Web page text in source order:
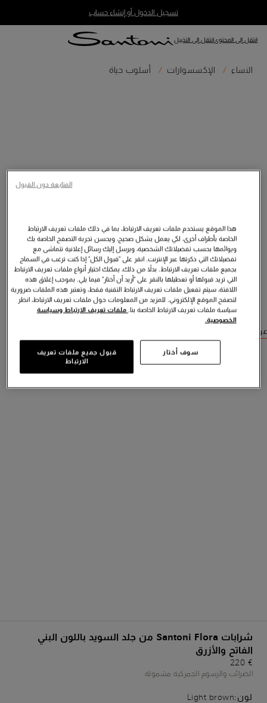
تسجيل الدخول أو إنشاء حساب
انتقل إلى المحتوىانتقل إلى التذييل
النساء الإكسسوارات أسلوب حياة
عرض منتجات مشابهة
شرابات Santoni Flora من جلد السويد باللون البني
الفاتح والأزرق
€ 220
الضرائب والرسوم الجمركية مشمولة
لون:Light brown
هذا الموقع يستخدم ملفات تعريف الارتباط، بما في ذلك ملفات تعريف الارتباط
الخاصة بأطراف أخرى، لكي يعمل بشكل صحيح، ويحسن تجربة التصفح الخاصة بك
ويوائمها بحسب تفضيلاتك الشخصية، ويرسل إليك رسائل إعلانية تتماشى مع
تفضيلاتك التي ذكرتها عبر الإنترنت. انقر على "قبول الكل" إذا كنت ترغب في السماح
بجميع ملفات تعريف الارتباط. بدلاً من ذلك، يمكنك اختيار أنواع ملفات تعريف الارتباط
التي تريد قبولها أو تعطيلها بالنقر على "أريد أن أختار" فيما يلي. بموجب إغلاق هذه
اللافتة، سيتم تفعيل ملفات تعريف الارتباط التقنية فقط، وتعتبر هذه الملفات ضرورية
لتصفح الموقع الإلكتروني. للمزيد من المعلومات حول ملفات تعريف الارتباط، انظر
سياسة ملفات تعريف الارتباط الخاصة بنا. ملفات تعريف الارتباط وسياسة
الخصوصية.
سوف أختار
قبول جميع ملفات تعريف
الارتباط
المتابعة دون القبول